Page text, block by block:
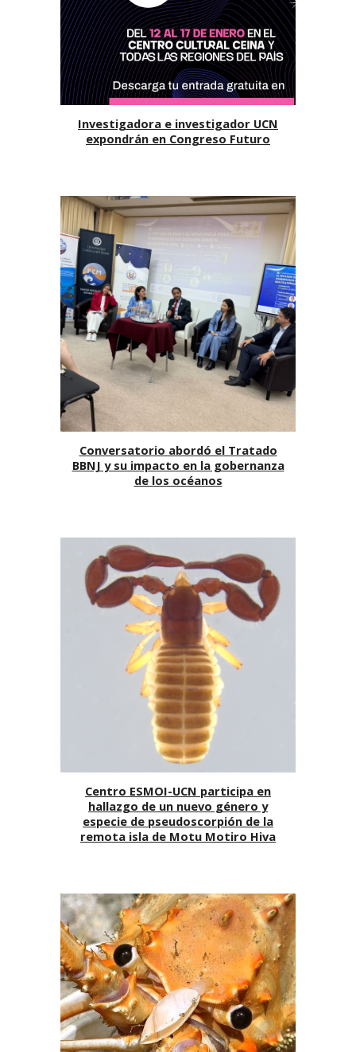
Investigadora e investigador UCN
expondrán en Congreso Futuro
Conversatorio abordó el Tratado
BBNJ y su impacto en la gobernanza
de los océanos
Centro ESMOI-UCN participa en
hallazgo de un nuevo género y
especie de pseudoscorpión de la
remota isla de Motu Motiro Hiva